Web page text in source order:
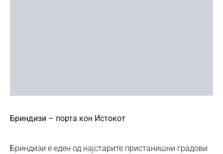
Бриндизи – порта кон Истокот
Бриндизи е еден од најстарите пристанишни градови